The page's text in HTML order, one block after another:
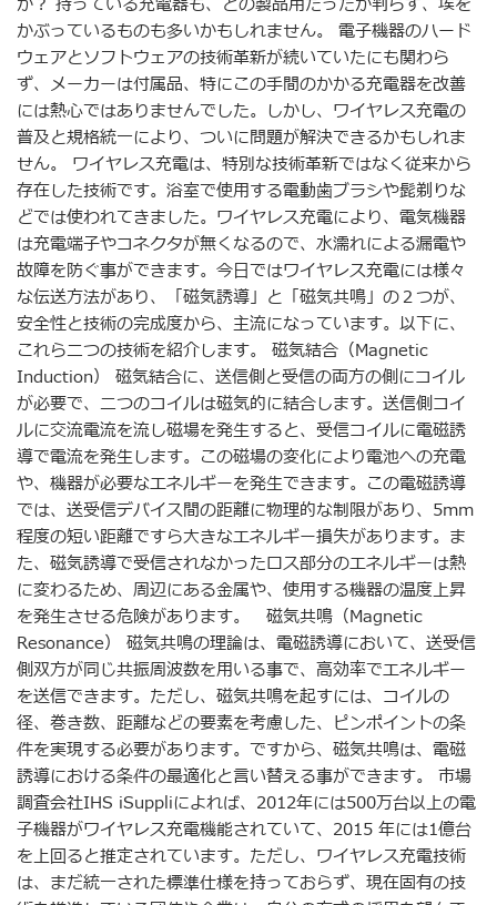
かぶっているものも多いかもしれません。 電子機器のハード
ウェアとソフトウェアの技術革新が続いていたにも関わら
ず、メーカーは付属品、特にこの手間のかかる充電器を改善
には熱心ではありませんでした。しかし、ワイヤレス充電の
普及と規格統一により、ついに問題が解決できるかもしれま
せん。 ワイヤレス充電は、特別な技術革新ではなく従来から
存在した技術です。浴室で使用する電動歯ブラシや髭剃りな
どでは使われてきました。ワイヤレス充電により、電気機器
は充電端子やコネクタが無くなるので、水濡れによる漏電や
故障を防ぐ事ができます。今日ではワイヤレス充電には様々
な伝送方法があり、「磁気誘導」と「磁気共鳴」の２つが、
安全性と技術の完成度から、主流になっています。以下に、
これら二つの技術を紹介します。 磁気結合（Magnetic
Induction） 磁気結合に、送信側と受信の両方の側にコイル
が必要で、二つのコイルは磁気的に結合します。送信側コイ
ルに交流電流を流し磁場を発生すると、受信コイルに電磁誘
導で電流を発生します。この磁場の変化により電池への充電
や、機器が必要なエネルギーを発生できます。この電磁誘導
では、送受信デバイス間の距離に物理的な制限があり、5mm
程度の短い距離ですら大きなエネルギー損失があります。ま
た、磁気誘導で受信されなかったロス部分のエネルギーは熱
に変わるため、周辺にある金属や、使用する機器の温度上昇
を発生させる危険があります。 磁気共鳴（Magnetic
Resonance） 磁気共鳴の理論は、電磁誘導において、送受信
側双方が同じ共振周波数を用いる事で、高効率でエネルギー
を送信できます。ただし、磁気共鳴を起すには、コイルの
径、巻き数、距離などの要素を考慮した、ピンポイントの条
件を実現する必要があります。ですから、磁気共鳴は、電磁
誘導における条件の最適化と言い替える事ができます。 市場
調査会社IHS iSuppliによれば、2012年には500万台以上の電
子機器がワイヤレス充電機能されていて、2015 年には1億台
を上回ると推定されています。ただし、ワイヤレス充電技術
は、まだ統一された標準仕様を持っておらず、現在固有の技